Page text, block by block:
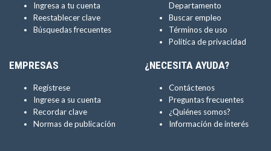
Ingresa a tu cuenta
Reestablecer clave
Búsquedas frecuentes
Departamento
Buscar empleo
Términos de uso
Política de privacidad
EMPRESAS
Regístrese
Ingrese a su cuenta
Recordar clave
Normas de publicación
¿NECESITA AYUDA?
Contáctenos
Preguntas frecuentes
¿Quiénes somos?
Información de interés